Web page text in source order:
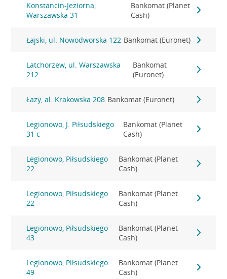
Konstancin-Jeziorna,
Warszawska 31
Bankomat (Planet
Cash)
Łajski, ul. Nowodworska 122 Bankomat (Euronet)
Latchorzew, ul. Warszawska
212
Bankomat
(Euronet)
Łazy, al. Krakowska 208 Bankomat (Euronet)
Legionowo, J. Piłsudskiego
31 c
Bankomat (Planet
Cash)
Legionowo, Piłsudskiego
22
Bankomat (Planet
Cash)
Legionowo, Piłsudskiego
22
Bankomat (Planet
Cash)
Legionowo, Piłsudskiego
43
Bankomat (Planet
Cash)
Legionowo, Piłsudskiego
49
Bankomat (Planet
Cash)